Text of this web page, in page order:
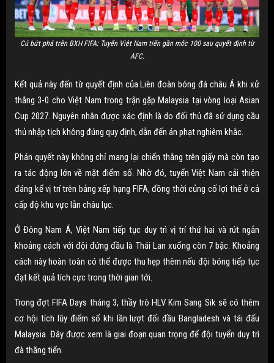
Cú bứt phá trên BXH FIFA: Tuyển Việt Nam tiến gần mốc 100 sau quyết định từ
AFC.
Kết quả này đến từ quyết định của Liên đoàn bóng đá châu Á khi xử
thắng 3-0 cho Việt Nam trong trận gặp Malaysia tại vòng loại Asian
Cup 2027. Nguyên nhân được xác định là do đối thủ đã sử dụng cầu
thủ nhập tịch không đúng quy định, dẫn đến án phạt nghiêm khắc.
Phán quyết này không chỉ mang lại chiến thắng trên giấy mà còn tạo
ra tác động lớn về mặt điểm số. Nhờ đó, tuyển Việt Nam cải thiện
đáng kể vị trí trên bảng xếp hạng FIFA, đồng thời củng cố lợi thế ở cả
cấp độ khu vực lẫn châu lục.
Ở Đông Nam Á, Việt Nam tiếp tục duy trì vị trí thứ hai và rút ngắn
khoảng cách với đội đứng đầu là Thái Lan xuống còn 7 bậc. Khoảng
cách này hoàn toàn có thể được thu hẹp thêm nếu đội bóng tiếp tục
đạt kết quả tích cực trong thời gian tới.
Trong đợt FIFA Days tháng 3, thầy trò HLV Kim Sang Sik sẽ có thêm
cơ hội tích lũy điểm số khi lần lượt đối đầu Bangladesh và tái đấu
Malaysia. Đây được xem là giai đoạn quan trọng để đội tuyển duy trì
đà thăng tiến.